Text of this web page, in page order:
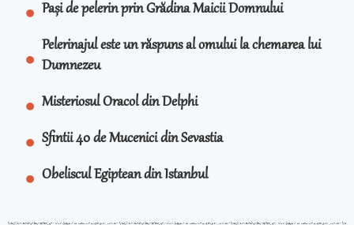
Pași de pelerin prin Grădina Maicii Domnului
Pelerinajul este un răspuns al omului la chemarea lui
Dumnezeu
Misteriosul Oracol din Delphi
Sfintii 40 de Mucenici din Sevastia
Obeliscul Egiptean din Istanbul